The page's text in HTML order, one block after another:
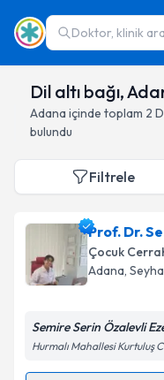
Doktor, klinik
Dil altı bağı,
Adana içinde toplam 2
bulundu
Filtrele
Prof. Dr.
Çocuk
Adana,
Semire Serin Özalevli
Hurmalı Mahallesi Kurtuluş